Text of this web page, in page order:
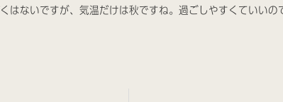
はないですが、気温だけは秋ですね。過ごしやすくていいの